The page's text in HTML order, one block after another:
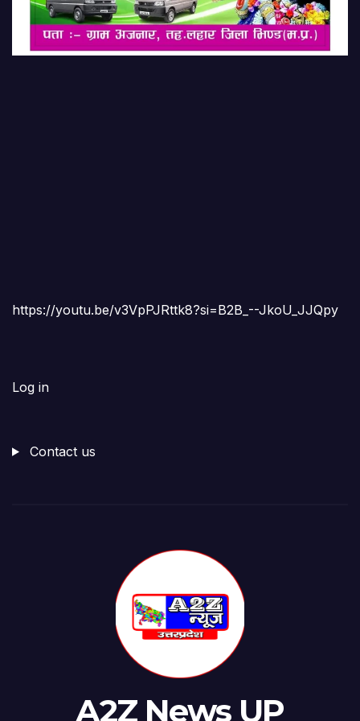
https://youtu.be/v3VpPJRttk8?si=B2B_--JkoU_JJQpy
Log in
Contact us
A2Z News UP